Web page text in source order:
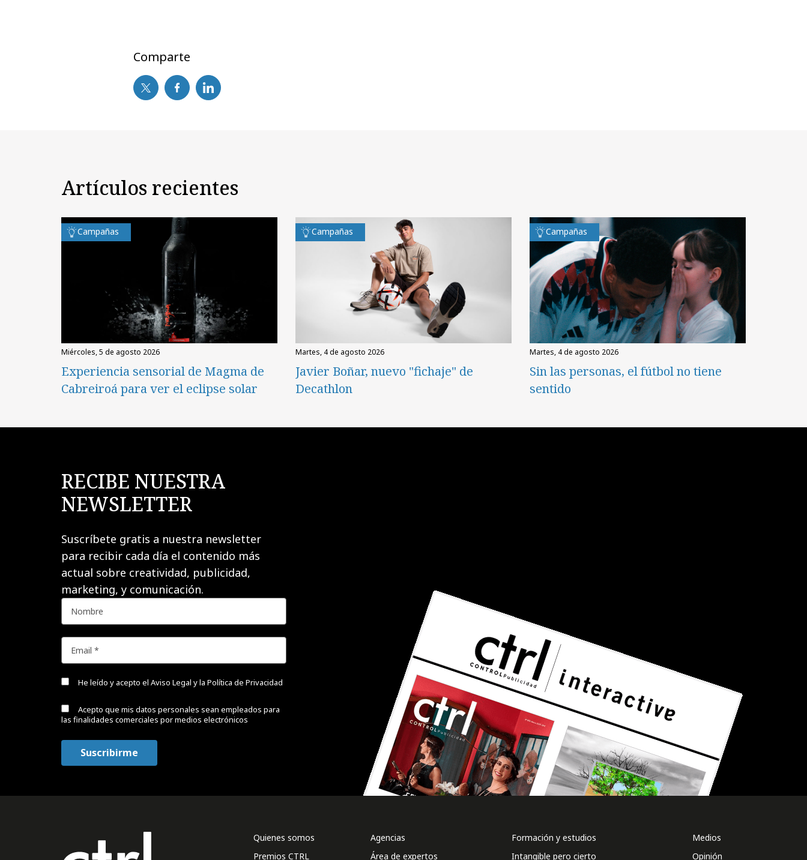
Comparte
Artículos recientes
Campañas
miércoles, 5 de agosto 2026
Experiencia sensorial de Magma de
Cabreiroá para ver el eclipse solar
Campañas
martes, 4 de agosto 2026
Javier Boñar, nuevo "fichaje" de
Decathlon
Campañas
martes, 4 de agosto 2026
Sin las personas, el fútbol no tiene
sentido
RECIBE NUESTRA
NEWSLETTER
Suscríbete gratis a nuestra newsletter
para recibir cada día el contenido más
actual sobre creatividad, publicidad,
marketing, y comunicación.
He leído y acepto el Aviso Legal y la Política de Privacidad
Acepto que mis datos personales sean empleados para
las finalidades comerciales por medios electrónicos
Quienes somos
Premios CTRL
Agencias
Área de expertos
Formación y estudios
Intangible pero cierto
Medios
Opinión